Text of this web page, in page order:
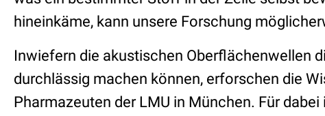
hineinkäme, kann unsere Forschung
Inwiefern die akustischen Oberflächenwellen
durchlässig machen können, erforschen die
Pharmazeuten der LMU in München. Für